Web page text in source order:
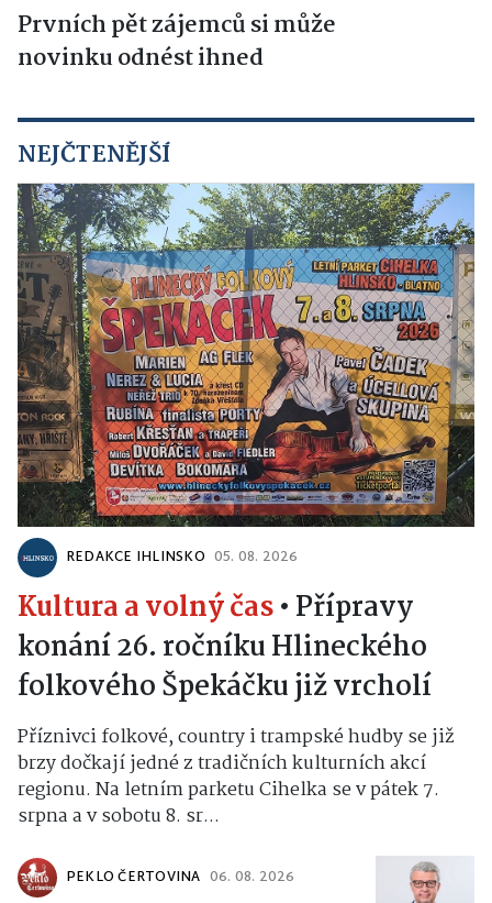
Prvních pět zájemců si může
novinku odnést ihned
NEJČTENĚJŠÍ
REDAKCE IHLINSKO 05. 08. 2026
Kultura a volný čas• Přípravy
konání 26. ročníku Hlineckého
folkového Špekáčku již vrcholí
Příznivci folkové, country i trampské hudby se již
brzy dočkají jedné z tradičních kulturních akcí
regionu. Na letním parketu Cihelka se v pátek 7.
srpna a v sobotu 8. sr...
PEKLO ČERTOVINA 06. 08. 2026